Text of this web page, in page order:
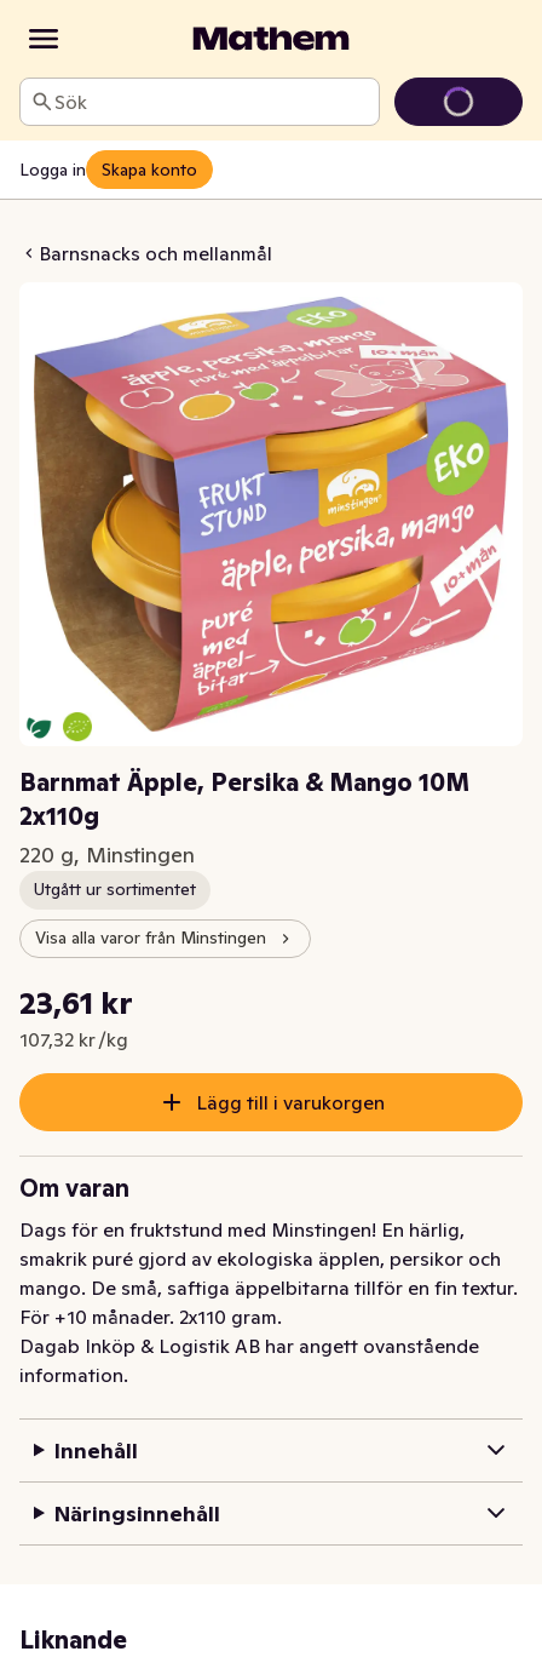
Sök
Logga in Skapa konto
Barnsnacks och mellanmål
& Mango 10M 2x110g
Barnmat Äpple, Persika & Mango 10M
2x110g
220 g, Minstingen
Utgått ur sortimentet
Visa alla varor från Minstingen
Nuvarande pris är: 23,61 kr
23,61 kr
107,32 kr /kg
Styckpris: 107,32 kr /kg
Lägg till i varukorgen
Om varan
Dags för en fruktstund med Minstingen! En härlig,
smakrik puré gjord av ekologiska äpplen, persikor och
mango. De små, saftiga äppelbitarna tillför en fin textur.
För +10 månader. 2x110 gram.
Dagab Inköp & Logistik AB har angett ovanstående
information.
Innehåll
Näringsinnehåll
Liknande